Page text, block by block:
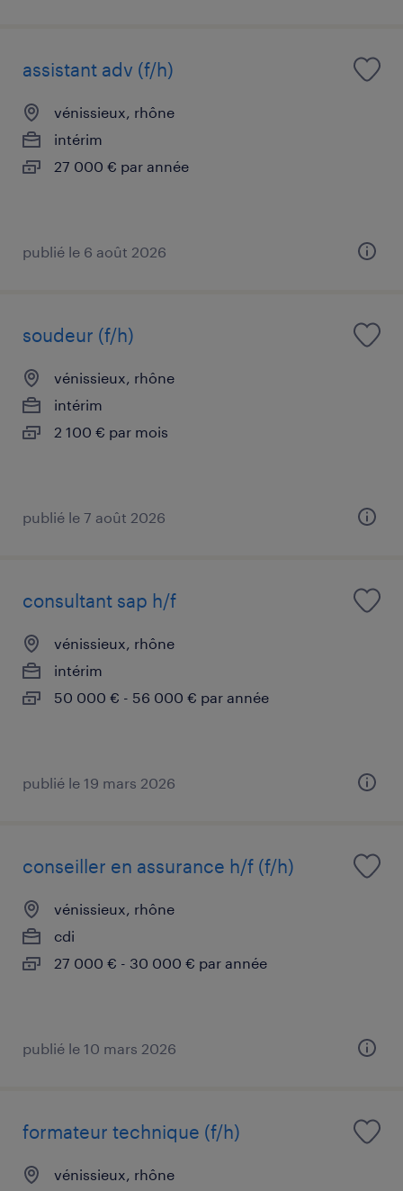
assistant adv (f/h)
vénissieux, rhône
intérim
27 000 € par année
publié le 6 août 2026
soudeur (f/h)
vénissieux, rhône
intérim
2 100 € par mois
publié le 7 août 2026
consultant sap h/f
vénissieux, rhône
intérim
50 000 € - 56 000 € par année
publié le 19 mars 2026
conseiller en assurance h/f (f/h)
vénissieux, rhône
cdi
27 000 € - 30 000 € par année
publié le 10 mars 2026
formateur technique (f/h)
vénissieux, rhône